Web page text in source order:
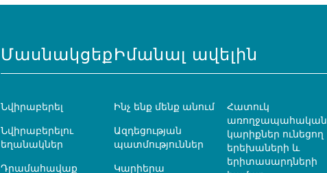
Մասնակցեք
Նվիրաբերել
Նվիրաբերելու
եղանակներ
Դրամահավաք
Իմանալ ավելին
Ինչ ենք մենք անում
Ազդեցության
պատմություններ
Կարիերա
Հատուկ
առողջապահական
կարիքներ ունեցող
երեխաների և
երիտասարդների